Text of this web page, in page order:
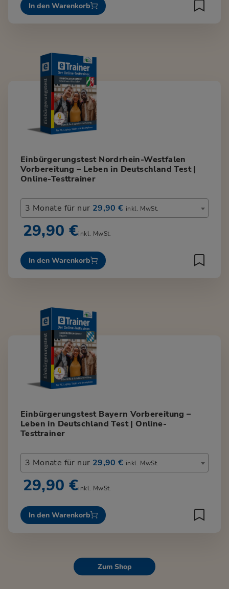
In den Warenkorb
Einbürgerungstest Nordrhein-Westfalen
Vorbereitung – Leben in Deutschland Test |
Online-Testtrainer
3 Monate für nur 29,90 € inkl. MwSt.
29,90 €inkl. MwSt.
In den Warenkorb
Einbürgerungstest Bayern Vorbereitung –
Leben in Deutschland Test | Online-
Testtrainer
3 Monate für nur 29,90 € inkl. MwSt.
29,90 €inkl. MwSt.
In den Warenkorb
Zum Shop